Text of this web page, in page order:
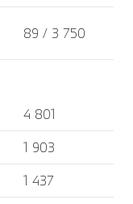
89 / 3 750
4 801
1 903
1 437